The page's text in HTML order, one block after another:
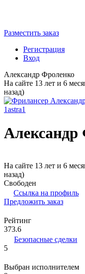
Разместить заказ
Регистрация
Вход
Александр Фроленко
На сайте 13 лет и 6
назад)
Александр
На сайте 13 лет и 6
назад)
Свободен
Ссылка на профиль
Предложить заказ
Рейтинг
373.6
Безопасные сделки
5
Выбран исполнителем